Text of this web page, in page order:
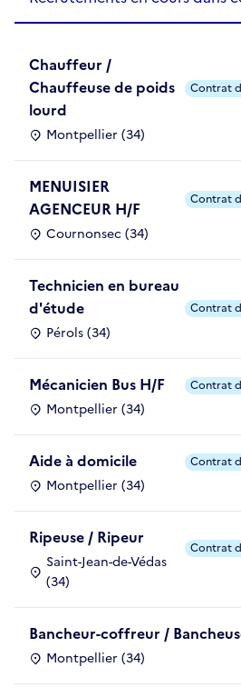
Chauffeur /
Chauffeuse de poids
lourd
Montpellier (34)
Contrat
MENUISIER
AGENCEUR H/F
Cournonsec (34)
Contrat
Technicien en bureau
d'étude
Pérols (34)
Contrat
Mécanicien Bus H/F
Montpellier (34)
Contrat
Aide à domicile
Montpellier (34)
Contrat
Ripeuse / Ripeur
Saint-Jean-de-Védas
(34)
Contrat
Bancheur-coffreur /
Montpellier (34)